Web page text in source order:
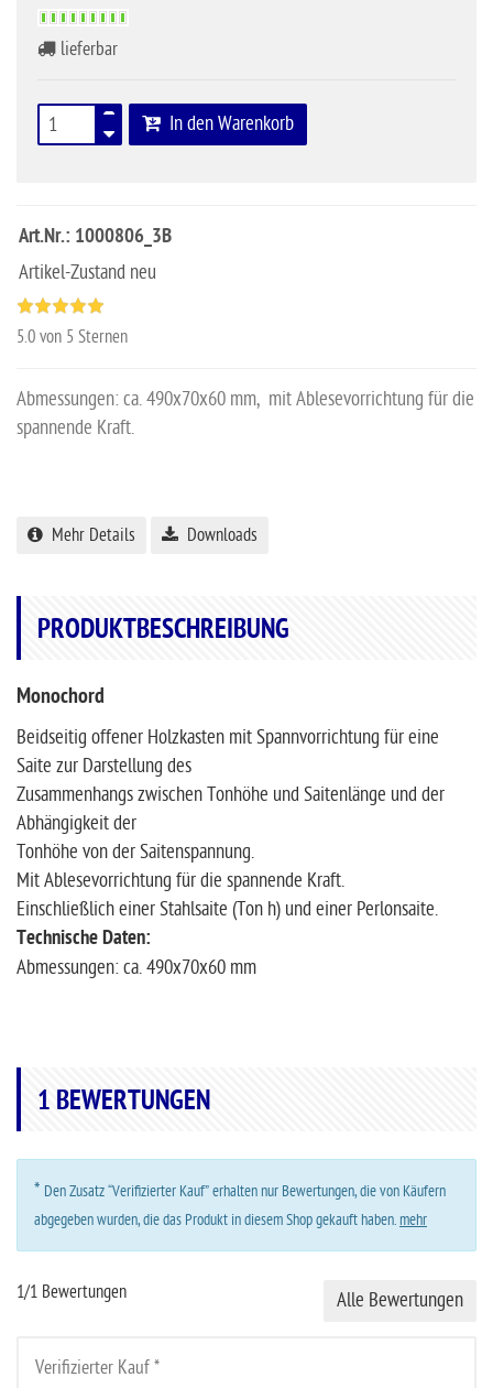
lieferbar
In den Warenkorb
Art.Nr.: 1000806_3B
Artikel-Zustand neu
5.0 von 5 Sternen
Abmessungen: ca. 490x70x60 mm, mit Ablesevorrichtung für die
spannende Kraft.
Mehr Details Downloads
PRODUKTBESCHREIBUNG
Monochord
Beidseitig offener Holzkasten mit Spannvorrichtung für eine
Saite zur Darstellung des
Zusammenhangs zwischen Tonhöhe und Saitenlänge und der
Abhängigkeit der
Tonhöhe von der Saitenspannung.
Mit Ablesevorrichtung für die spannende Kraft.
Einschließlich einer Stahlsaite (Ton h) und einer Perlonsaite.
Technische Daten:
Abmessungen: ca. 490x70x60 mm
1 BEWERTUNGEN
* Den Zusatz “Verifizierter Kauf” erhalten nur Bewertungen, die von Käufern
abgegeben wurden, die das Produkt in diesem Shop gekauft haben.mehr
1/1 Bewertungen Alle Bewertungen
Verifizierter Kauf *